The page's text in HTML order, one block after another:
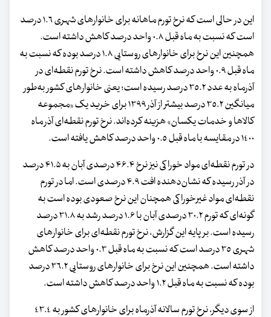
این در حالی است که نرخ تورم ماهانه برای خانوارهای شهری ١.٦ درصد
است که نسبت به ماه قبل ٠.٨ واحد درصد کاهش داشته است.
همچنین این نرخ برای خانوارهای روستایی ١.٨ درصد بوده که نسبت به
ماه قبل ٠.٩ واحد درصد کاهش داشته است. نرخ تورم نقطه‌ای در
آذرماه به عدد ٣٥.٢ درصد رسیده است؛ یعنی خانوارهای کشور به‌طور
میانگین ٣٥.٢ درصد بیشتر از آذر ١٣٩٩ برای خرید یک «مجموعه
کالاها و خدمات یکسان» هزینه کرده‌اند. نرخ تورم نقطه‌ای آذر ماه
١٤٠٠ در مقایسه با ماه قبل ٠.٥ واحد درصد کاهش یافته است.
در تورم نقطه‌ای مواد خوراکی نیز نرخ ۴۶.۴ درصدی آبان به ۴۱.۵ درصد
در آذر رسیده که نشان‌دهنده افت ۴.۹ درصدی است. اما در تورم
نقطه‌ای مواد غیرخوراکی همچنان این نرخ صعودی بوده است به
گونه‌ای که تورم ۳۰.۲ درصدی آبان با ۱.۶ درصد رشد به ۳۱.۸ درصد
رسیده است. بر پایه این گزارش، نرخ تورم نقطه‌ای برای خانوارهای
شهری ٣٥ درصد است که نسبت به ماه قبل ٠.٣ واحد درصد کاهش
داشته است. همچنین این نرخ برای خانوارهای روستایی ٣٦.٢ درصد
بوده که نسبت به ماه قبل ١.٢ واحد درصد کاهش داشته است.
از سوی دیگر، نرخ تورم سالانه آذرماه برای خانوارهای کشور به ٤٣.٤